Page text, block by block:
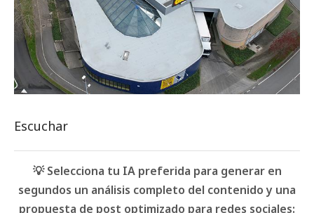
Escuchar
💡 Selecciona tu IA preferida para generar en
segundos un análisis completo del contenido y una
propuesta de post optimizado para redes sociales: